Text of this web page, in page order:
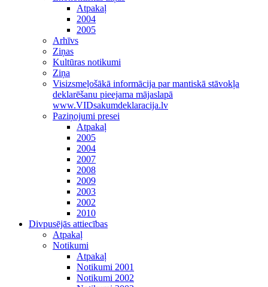
Atpakaļ
2004
2005
Arhīvs
Ziņas
Kultūras notikumi
Ziņa
Visizsmeļošākā informācija par mantiskā stāvokļa
deklarēšanu pieejama mājaslapā
www.VIDsakumdeklaracija.lv
Paziņojumi presei
Atpakaļ
2005
2004
2007
2008
2009
2003
2002
2010
Divpusējās attiecības
Atpakaļ
Notikumi
Atpakaļ
Notikumi 2001
Notikumi 2002